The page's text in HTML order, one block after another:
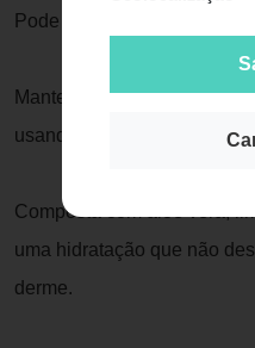
Pode ser usado em todo o
Mantenha sua higiene
usando as Toalhas
Composta com aloe vera,
uma hidratação que não
derme.